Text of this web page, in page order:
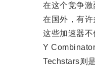
在这个竞争激烈
在国外，有许多
这些加速器不仅
Y Combinator是
Techstars则是